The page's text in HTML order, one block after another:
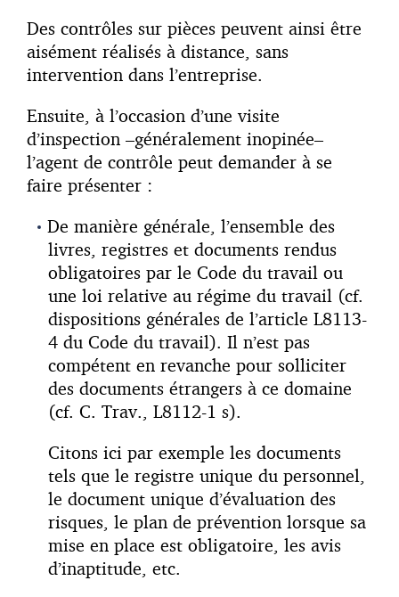
Des contrôles sur pièces peuvent ainsi être
aisément réalisés à distance, sans
intervention dans l’entreprise.
Ensuite, à l’occasion d’une visite
d’inspection –généralement inopinée–
l’agent de contrôle peut demander à se
faire présenter :
De manière générale, l’ensemble des
livres, registres et documents rendus
obligatoires par le Code du travail ou
une loi relative au régime du travail (cf.
dispositions générales de l’article L8113-
4 du Code du travail). Il n’est pas
compétent en revanche pour solliciter
des documents étrangers à ce domaine
(cf. C. Trav., L8112-1 s).
Citons ici par exemple les documents
tels que le registre unique du personnel,
le document unique d’évaluation des
risques, le plan de prévention lorsque sa
mise en place est obligatoire, les avis
d’inaptitude, etc.